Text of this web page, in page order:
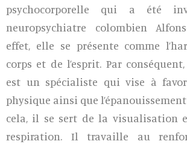
psychocorporelle qui a été
neuropsychiatre colombien
effet, elle se présente comme
corps et de l’esprit. Par
est un spécialiste qui vise à
physique ainsi que
cela, il se sert de la visualisation
respiration. Il travaille au